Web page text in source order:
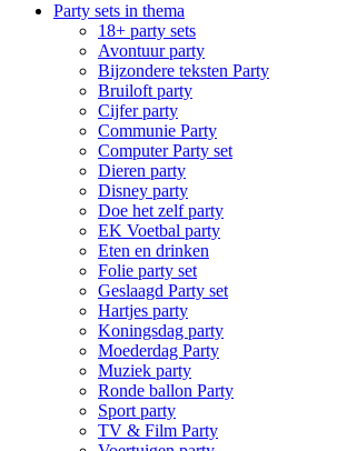
Party sets in thema
18+ party sets
Avontuur party
Bijzondere teksten Party
Bruiloft party
Cijfer party
Communie Party
Computer Party set
Dieren party
Disney party
Doe het zelf party
EK Voetbal party
Eten en drinken
Folie party set
Geslaagd Party set
Hartjes party
Koningsdag party
Moederdag Party
Muziek party
Ronde ballon Party
Sport party
TV & Film Party